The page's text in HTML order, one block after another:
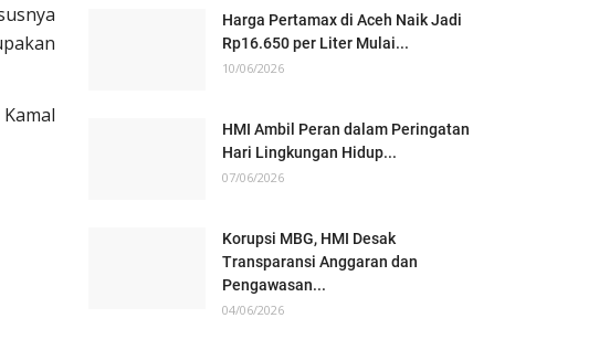
Harga Pertamax di Aceh Naik Jadi
Rp16.650 per Liter Mulai...
10/06/2026
HMI Ambil Peran dalam Peringatan
Hari Lingkungan Hidup...
07/06/2026
Korupsi MBG, HMI Desak
Transparansi Anggaran dan
Pengawasan...
04/06/2026